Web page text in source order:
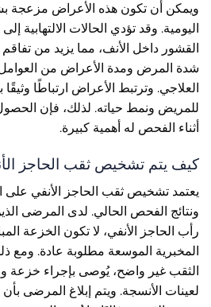
ويمكن أن تكون هذه الأعراض مزعجة
اليومية. وقد تؤدي الحالات الالتهابية
القشور داخل الأنف، مما يزيد من
شدة المرض ومدة الأعراض من العوامل
العلاجي. وترتبط الأعراض ارتباطًا وثيقًا
للمريض ونمط حياته. لذلك، فإن
أثناء الفحص له أهمية كبيرة.
كيف يتم تشخيص ثقب الحاجز
يعتمد تشخيص ثقب الحاجز الأنفي على
ونتائج الفحص الحالي. لدى المرضى
رأب الحاجز الأنفي، لا تكون الخزعة
المخبرية الموسعة مطلوبة عادة. ومع
الثقب غير واضح، يُوصى بإجراء
لعينات الأنسجة. ويتم إبلاغ المرضى